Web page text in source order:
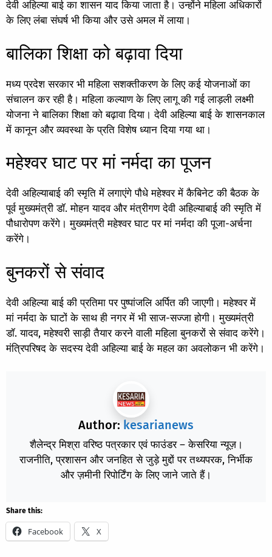
देवी अहिल्या बाई का शासन याद किया जाता है। उन्होंने महिला अधिकारों
के लिए लंबा संघर्ष भी किया और उसे अमल में लाया।
बालिका शिक्षा को बढ़ावा दिया
मध्य प्रदेश सरकार भी महिला सशक्तीकरण के लिए कई योजनाओं का
संचालन कर रही है। महिला कल्याण के लिए लागू की गई लाड़ली लक्ष्मी
योजना ने बालिका शिक्षा को बढ़ावा दिया। देवी अहिल्या बाई के शासनकाल
में कानून और व्यवस्था के प्रति विशेष ध्यान दिया गया था।
महेश्वर घाट पर मां नर्मदा का पूजन
देवी अहिल्याबाई की स्मृति में लगाएंगे पौधे महेश्वर में कैबिनेट की बैठक के
पूर्व मुख्यमंत्री डॉ. मोहन यादव और मंत्रीगण देवी अहिल्याबाई की स्मृति में
पौधारोपण करेंगे। मुख्यमंत्री महेश्वर घाट पर मां नर्मदा की पूजा-अर्चना
करेंगे।
बुनकरों से संवाद
देवी अहिल्या बाई की प्रतिमा पर पुष्पांजलि अर्पित की जाएगी। महेश्वर में
मां नर्मदा के घाटों के साथ ही नगर में भी साज-सज्जा होगी। मुख्यमंत्री
डॉ. यादव, महेश्वरी साड़ी तैयार करने वाली महिला बुनकरों से संवाद करेंगे।
मंत्रिपरिषद के सदस्य देवी अहिल्या बाई के महल का अवलोकन भी करेंगे।
Author: kesarianews
शैलेन्द्र मिश्रा वरिष्ठ पत्रकार एवं फाउंडर – केसरिया न्यूज़।
राजनीति, प्रशासन और जनहित से जुड़े मुद्दों पर तथ्यपरक, निर्भीक
और ज़मीनी रिपोर्टिंग के लिए जाने जाते हैं।
Share this:
Facebook X